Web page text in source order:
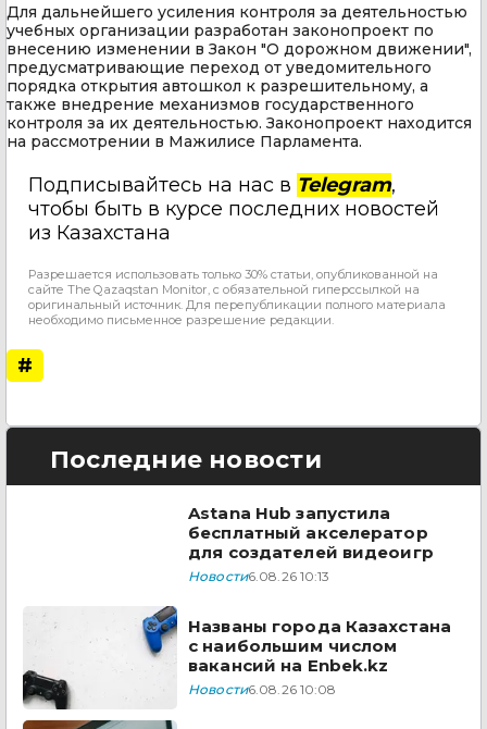
Для дальнейшего усиления контроля за деятельностью
учебных организации разработан законопроект по
внесению изменении в Закон "О дорожном движении",
предусматривающие переход от уведомительного
порядка открытия автошкол к разрешительному, а
также внедрение механизмов государственного
контроля за их деятельностью. Законопроект находится
на рассмотрении в Мажилисе Парламента.
Подписывайтесь на нас в Telegram,
чтобы быть в курсе последних новостей
из Казахстана
Разрешается использовать только 30% статьи, опубликованной на
сайте The Qazaqstan Monitor, с обязательной гиперссылкой на
оригинальный источник. Для перепубликации полного материала
необходимо письменное разрешение редакции.
#
Последние новости
Astana Hub запустила
бесплатный акселератор
для создателей видеоигр
Новости6.08.26 10:13
Названы города Казахстана
с наибольшим числом
вакансий на Enbek.kz
Новости6.08.26 10:08